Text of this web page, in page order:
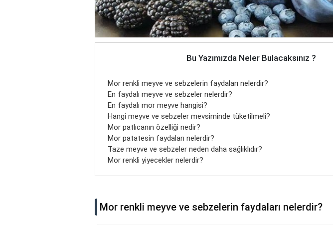
Bu Yazımızda Neler Bulacaksınız ?
Mor renkli meyve ve sebzelerin faydaları nelerdir?
En faydalı meyve ve sebzeler nelerdir?
En faydalı mor meyve hangisi?
Hangi meyve ve sebzeler mevsiminde tüketilmeli?
Mor patlıcanın özelliği nedir?
Mor patatesin faydaları nelerdir?
Taze meyve ve sebzeler neden daha sağlıklıdır?
Mor renkli yiyecekler nelerdir?
Mor renkli meyve ve sebzelerin faydaları nelerdir?